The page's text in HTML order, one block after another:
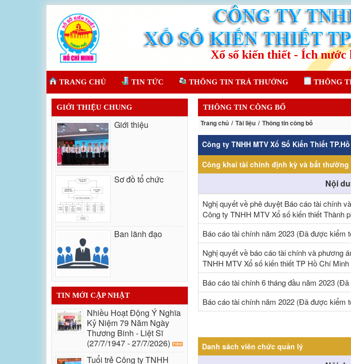
TRANG CHỦ TIN TỨC THÔNG TIN TRẢ THƯỞNG THÔNG
THÔNG TIN CÔNG BỐ
Trang chủ Tài liệu Thông tin công bố
Công ty TNHH MTV Xổ Số Kiến Thiết
Công khai tài chính định kỳ và bất thường
Nội
Nghị quyết về phê duyệt Báo cáo tài chính
Công ty TNHH MTV Xổ số kiến thiết Thành
Báo cáo tài chính năm 2023 (Đã được kiểm
Nghị quyết về báo cáo tài chính và phương
TNHH MTV Xổ số kiến thiết TP Hồ Chí Minh
Báo cáo tài chính 6 tháng đầu năm 2023
Báo cáo tài chính năm 2022 (Đã được kiểm
Danh sách viên chức quản lý
GIỚI THIỆU CHUNG
Giới thiệu
Sơ đồ tổ chức
Ban lãnh đạo
TIN MỚI CẬP NHẬT
Nhiều Hoạt Động Ý Nghĩa
Kỷ Niệm 79 Năm Ngày
Thương Binh - Liệt Sĩ
(27/7/1947 - 27/7/2026)
Tuổi trẻ Công ty TNHH